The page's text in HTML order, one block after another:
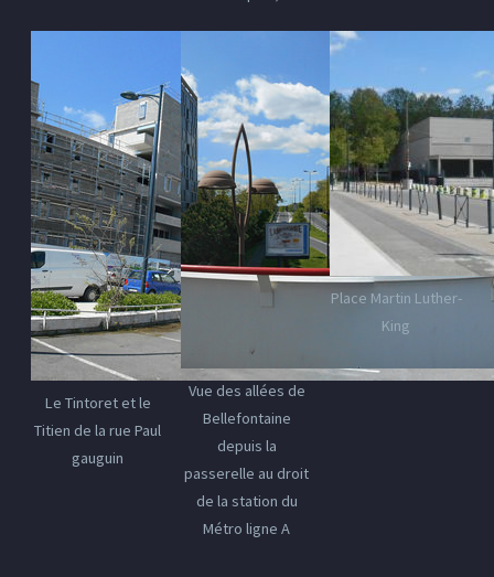
Le Tintoret et le
Titien de la rue Paul
gauguin
Vue des allées de
Bellefontaine
depuis la
passerelle au droit
de la station du
Métro ligne A
Place Martin Luther-
King